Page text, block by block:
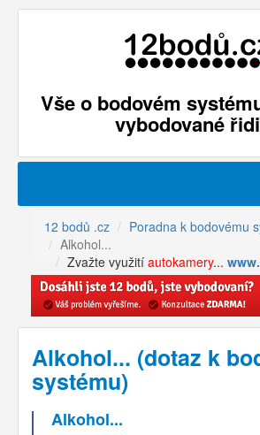
Vše o bodovém
vybodované
12 bodů .cz
Poradna k bodovému
Alkohol...
Zvažte využití autokamery...
Alkohol... (dotaz k
systému)
Alkohol...